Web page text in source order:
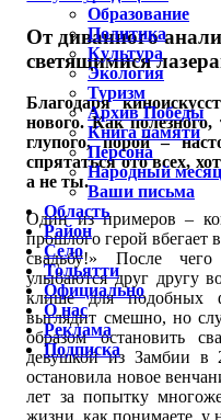
От диванного
светящимися
Благодаря
нового. Как
глупого, порой –
спрятаться ото всех,
а не ты.
Один из примеров –
прошлого герой вбегает
свадьбу!» После
улыбаются друг другу
клише для подобных
выглядит смешно, но
образом остановить
девушкой из Замбии в
остановила новое
лет за попытку
Образование
Политика
Культура
Экология
Туризм
Архив Победы
Книга памяти
Персона
Народный
Ваши письма
Область
Район
Село
Тольятти
Официально
О нас
Реклама
Подписка